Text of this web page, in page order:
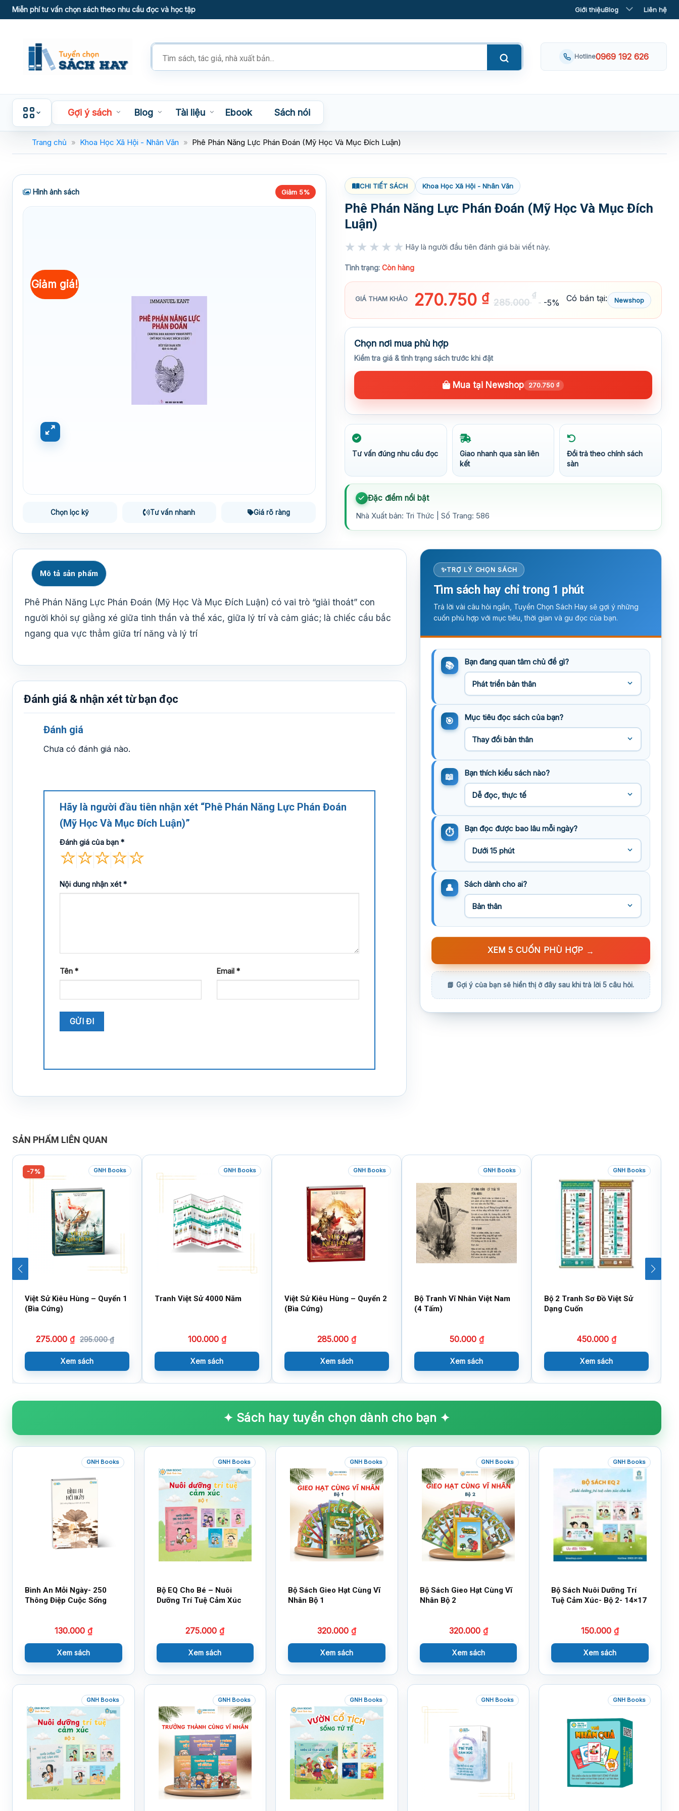
Skip
to
Miễn phí tư vấn chọn sách theo nhu cầu đọc và học tập Giới thiệuBlog Liên hệ
Tìm
kiếm
phẩm
Hotline0969 192 626
Gợi ý sách Blog Tài liệu Ebook Sách nói
Trang chủ » Khoa Học Xã Hội - Nhân Văn » Phê Phán Năng Lực Phán Đoán (Mỹ Học Và Mục Đích Luận)
Hình ảnh sách Giảm 5%
Giảm giá!
Chọn lọc kỹ Tư vấn nhanh Giá rõ ràng
CHI TIẾT SÁCH Khoa Học Xã Hội - Nhân Văn
Phê Phán Năng Lực Phán Đoán (Mỹ Học Và Mục Đích
Luận)
★★★★★ Hãy là người đầu tiên đánh giá bài viết này.
Tình trạng: Còn hàng
GIÁ THAM KHẢO 270.750 ₫ 285.000
₫
-5% Có bán tại: Newshop
Chọn nơi mua phù hợp
Kiểm tra giá & tình trạng sách trước khi đặt
Mua tại Newshop 270.750 ₫
Tư vấn đúng nhu cầu đọc
Giao nhanh qua sàn liên
kết
Đổi trả theo chính sách
sàn
Đặc điểm nổi bật
Nhà Xuất bản: Tri Thức | Số Trang: 586
Mô tả sản phẩm
Phê Phán Năng Lực Phán Đoán (Mỹ Học Và Mục Đích Luận) có vai trò “giải thoát” con
người khỏi sự giằng xé giữa tinh thần và thể xác, giữa lý trí và cảm giác; là chiếc cầu bắc
ngang qua vực thẳm giữa trí năng và lý trí
Đánh giá & nhận xét từ bạn đọc
Đánh giá
Chưa có đánh giá nào.
Hãy là người đầu tiên nhận xét “Phê Phán Năng Lực Phán Đoán
(Mỹ Học Và Mục Đích Luận)”
Đánh giá của bạn *
Nội dung nhận xét*
Tên * Email*
TRỢ LÝ CHỌN SÁCH
Tìm sách hay chỉ trong 1 phút
Trả lời vài câu hỏi ngắn, Tuyển Chọn Sách Hay sẽ gợi ý những
cuốn phù hợp với mục tiêu, thời gian và gu đọc của bạn.
Bạn đang quan tâm chủ đề gì?
Mục tiêu đọc sách của bạn?
Bạn thích kiểu sách nào?
Bạn đọc được bao lâu mỗi ngày?
Sách dành cho ai?
XEM 5 CUỐN PHÙ HỢP →
SẢN PHẨM LIÊN QUAN
-7% GNH Books
Việt Sử Kiêu Hùng – Quyển 1
(Bìa Cứng)
275.000 ₫ 295.000₫
Xem sách
GNH Books
Tranh Việt Sử 4000 Năm
100.000 ₫
Xem sách
GNH Books
Việt Sử Kiêu Hùng – Quyển 2
(Bìa Cứng)
285.000 ₫
Xem sách
GNH Books
Bộ Tranh Vĩ Nhân Việt Nam
(4 Tấm)
50.000 ₫
Xem sách
GNH Books
Bộ 2 Tranh Sơ Đồ Việt Sử
Dạng Cuốn
450.000 ₫
Xem sách
✦ Sách hay tuyển chọn dành cho bạn ✦
GNH Books
Bình An Mỗi Ngày- 250
Thông Điệp Cuộc Sống
130.000 ₫
Xem sách
GNH Books
Bộ EQ Cho Bé – Nuôi
Dưỡng Trí Tuệ Cảm Xúc
275.000₫
Xem sách
GNH Books
Bộ Sách Gieo Hạt Cùng Vĩ
Nhân Bộ 1
320.000 ₫
Xem sách
GNH Books
Bộ Sách Gieo Hạt Cùng Vĩ
Nhân Bộ 2
320.000 ₫
Xem sách
GNH Books
Bộ Sách Nuôi Dưỡng Trí
Tuệ Cảm Xúc- Bộ 2- 14×17
150.000₫
Xem sách
GNH Books GNH Books GNH Books GNH Books GNH Books